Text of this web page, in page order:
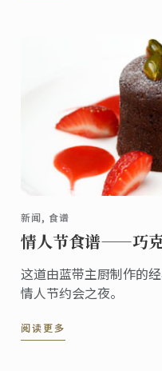
新闻, 食谱
情人节食谱——巧
这道由蓝带主厨制作的
情人节约会之夜。
阅读更多